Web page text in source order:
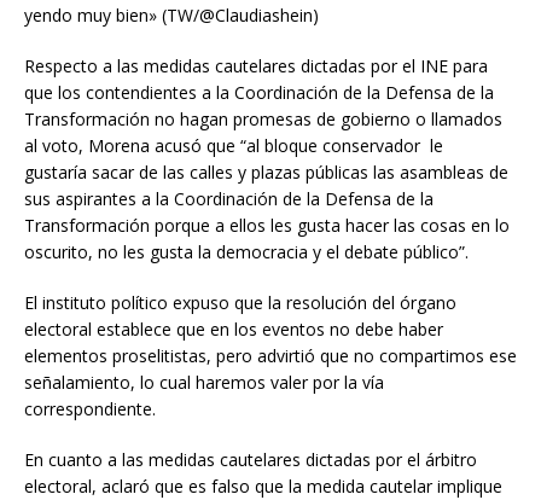
yendo muy bien» (TW/@Claudiashein)
Respecto a las medidas cautelares dictadas por el INE para
que los contendientes a la Coordinación de la Defensa de la
Transformación no hagan promesas de gobierno o llamados
al voto, Morena acusó que “al bloque conservador le
gustaría sacar de las calles y plazas públicas las asambleas de
sus aspirantes a la Coordinación de la Defensa de la
Transformación porque a ellos les gusta hacer las cosas en lo
oscurito, no les gusta la democracia y el debate público”.
El instituto político expuso que la resolución del órgano
electoral establece que en los eventos no debe haber
elementos proselitistas, pero advirtió que no compartimos ese
señalamiento, lo cual haremos valer por la vía
correspondiente.
En cuanto a las medidas cautelares dictadas por el árbitro
electoral, aclaró que es falso que la medida cautelar implique